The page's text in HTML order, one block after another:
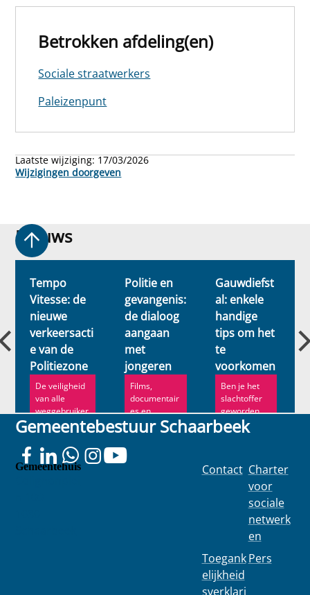
Betrokken afdeling(en)
Sociale straatwerkers
Paleizenpunt
Laatste wijziging: 17/03/2026
Wijzigingen doorgeven
Nieuws
Nieuws
Tempo
Vitesse: de
nieuwe
verkeersacti
e van de
Politiezone
De veiligheid
van alle
weggebruiker
s is een van
de prioriteiten
van de...
Politie en
gevangenis:
de dialoog
aangaan
met
jongeren
Films,
documentair
es en
theater: het
Stedelijk
Gauwdiefst
al: enkele
handige
tips om het
te
voorkomen
Ben je het
slachtoffer
geworden
van een
diefstal?
Gemeentebestuur Schaarbeek
Gemeentehuis Contact
Toegank
elijkheid
sverklari
Charter
voor
sociale
netwerk
en
Pers